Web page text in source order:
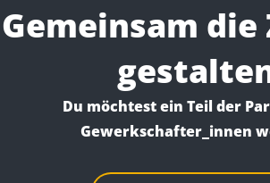
Gemeinsam
Du möchtest ein Teil der
Gewerkschafter_innen